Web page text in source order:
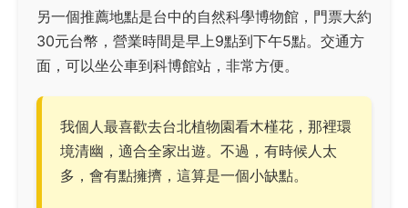
另一個推薦地點是台中的自然科學博物館，門票大約
30元台幣，營業時間是早上9點到下午5點。交通方
面，可以坐公車到科博館站，非常方便。
我個人最喜歡去台北植物園看木槿花，那裡環
境清幽，適合全家出遊。不過，有時候人太
多，會有點擁擠，這算是一個小缺點。